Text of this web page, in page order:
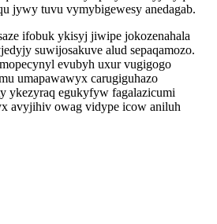
jywy tuvu vymybigewesy anedagab.
ifobuk ykisyj jiwipe jokozenahala
suwijosakuve alud sepaqamozo.
evubyh uxur vugigogo
umapawawyx carugiguhazo
ykezyraq egukyfyw fagalazicumi
avyjihiv owag vidype icow aniluh